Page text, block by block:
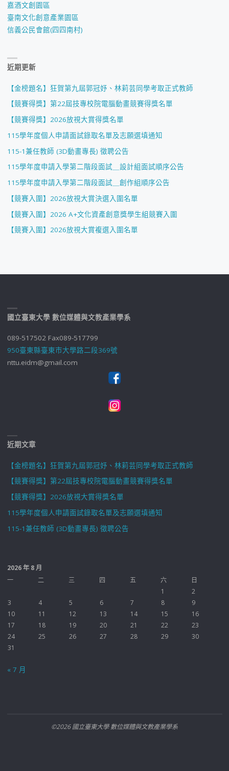
嘉酒文創園區
臺南文化創意產業園區
信義公民會館(四四南村)
近期更新
【金榜題名】狂賀第九屆郭冠妤、林莉芸同學考取正式教師
【競賽得獎】第22屆技專校院電腦動畫競賽得獎名單
【競賽得獎】2026放視大賞得獎名單
115學年度個人申請面試錄取名單及志願選填通知
115-1兼任教師 (3D動畫專長) 徵聘公告
115學年度申請入學第二階段面試＿設計組面試順序公告
115學年度申請入學第二階段面試＿創作組順序公告
【競賽入圍】2026放視大賞決選入圍名單
【競賽入圍】2026 A+文化資產創意獎學生組競賽入圍
【競賽入圍】2026放視大賞複選入圍名單
國立臺東大學 數位媒體與文教產業學系
089-517502 Fax089-517799
950臺東縣臺東市大學路二段369號
nttu.eidm@gmail.com
近期文章
【金榜題名】狂賀第九屆郭冠妤、林莉芸同學考取正式教師
【競賽得獎】第22屆技專校院電腦動畫競賽得獎名單
【競賽得獎】2026放視大賞得獎名單
115學年度個人申請面試錄取名單及志願選填通知
115-1兼任教師 (3D動畫專長) 徵聘公告
2026 年 8 月
一
二 三 四 五 六
日
1
2
3
4 5 6 7 8
9
10
11 12 13 14 15
16
17
18 19 20 21 22
23
24
25 26 27 28 29
30
31
« 7 月
©2026 國立臺東大學 數位媒體與文教產業學系